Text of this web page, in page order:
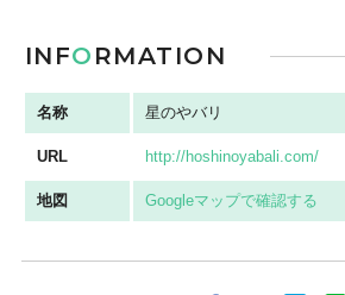
INFO RMATION
名称 星のやバリ
URL http://hoshinoyabali.com/
地図 Googleマップで確認する